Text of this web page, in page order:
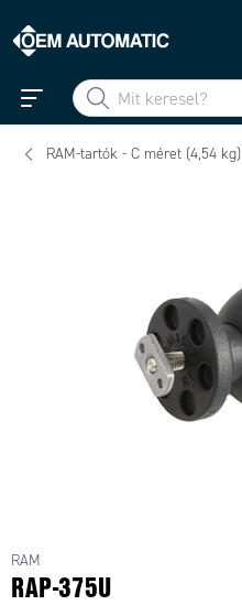
RAM-tartók - C méret (4,54 kg)
RAM
RAP-375U